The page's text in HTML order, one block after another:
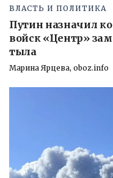
ВЛАСТЬ И ПОЛИТИКА
Путин назначил
войск «Центр»
тыла
Марина Ярцева, oboz.info